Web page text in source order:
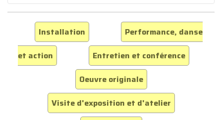
Installation
Performance, danse
et action
Entretien et conférence
Oeuvre originale
Visite d'exposition et d'atelier